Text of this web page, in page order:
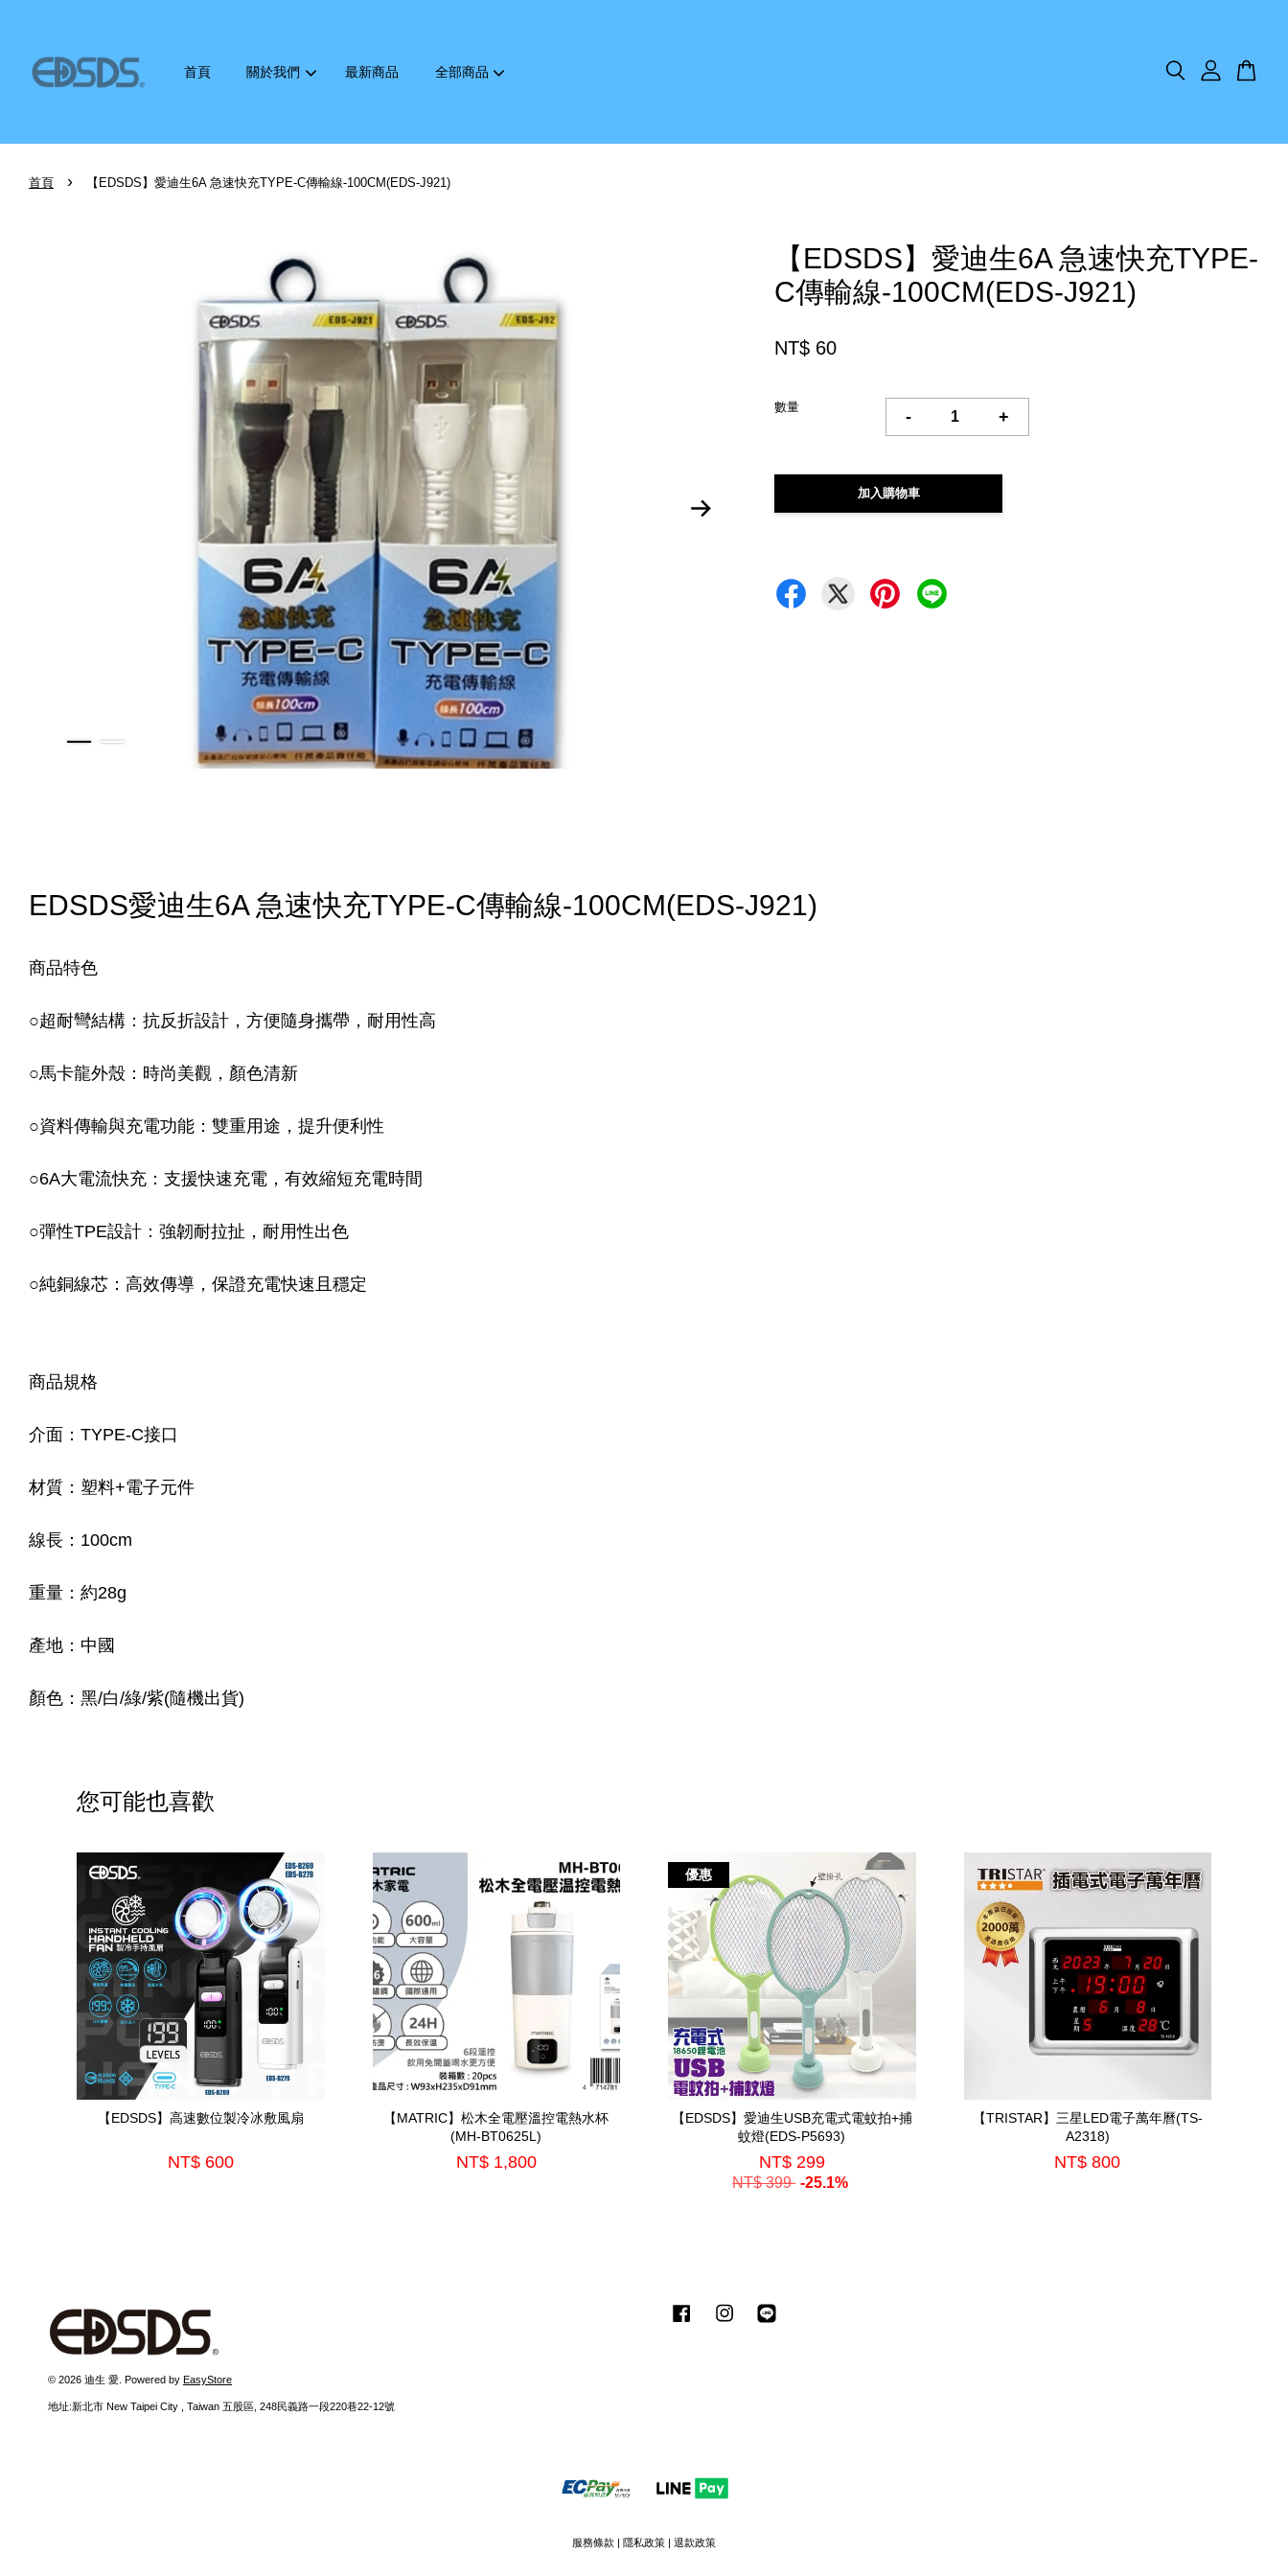
首頁 關於我們 最新商品 全部商品
首頁 › 【EDSDS】愛迪生6A 急速快充TYPE-C傳輸線-100CM(EDS-J921)
【EDSDS】愛迪生6A 急速快充TYPE-
C傳輸線-100CM(EDS-J921)
NT$ 60
數量
- +
加入購物車
EDSDS愛迪生6A 急速快充TYPE-C傳輸線-100CM(EDS-J921)
商品特色
○超耐彎結構：抗反折設計，方便隨身攜帶，耐用性高
○馬卡龍外殼：時尚美觀，顏色清新
○資料傳輸與充電功能：雙重用途，提升便利性
○6A大電流快充：支援快速充電，有效縮短充電時間
○彈性TPE設計：強韌耐拉扯，耐用性出色
○純銅線芯：高效傳導，保證充電快速且穩定
商品規格
介面：TYPE-C接口
材質：塑料+電子元件
線長：100cm
重量：約28g
產地：中國
顏色 ：黑/白/綠/紫(隨機出貨)
您可能也喜歡
【EDSDS】高速數位製冷冰敷風扇
NT$ 600
【MATRIC】松木全電壓溫控電熱水杯
(MH-BT0625L)
NT$ 1,800
優惠
【EDSDS】愛迪生USB充電式電蚊拍+捕
蚊燈(EDS-P5693)
NT$ 299
NT$ 399 -25.1%
【TRISTAR】三星LED電子萬年曆(TS-
A2318)
NT$ 800
© 2026 迪生 愛. Powered by EasyStore
地址:新北市 New Taipei City , Taiwan 五股區, 248民義路一段220巷22-12號
Facebook Instagram
服務條款 隱私政策 退款政策